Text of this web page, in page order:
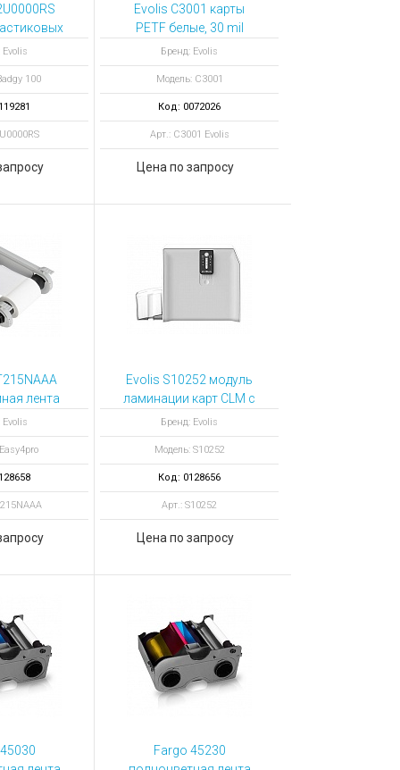
100
Evolis
100
Evolis C3001 карты
PETF белые, 30 mil
Бренд: Evolis
Модель: C3001
Код: 0072026
Арт.: C3001 Evolis
Цена по запросу
лента
1000
Evolis
Evolis S10252 модуль
ламинации карт CLM с
LCD для принтера
Primacy 2
Бренд: Evolis
Модель: S10252
Код: 0128656
Арт.: S10252
Цена по запросу
Fargo 45230